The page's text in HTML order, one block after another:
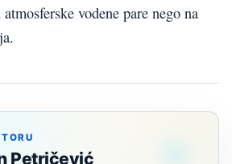
vodene pare nego na
Petričević